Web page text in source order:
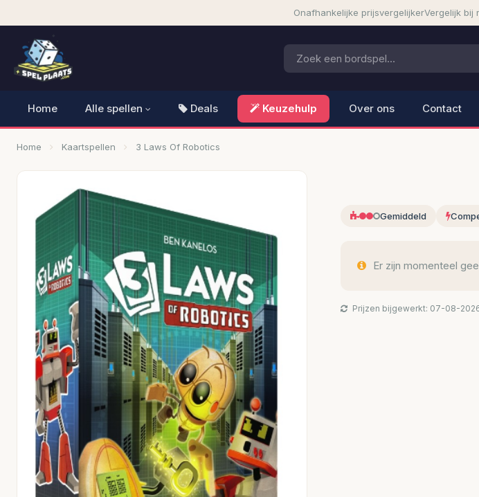
Onafhankelijke prijsvergelijkerVergelijk bij
Home Alle spellen Deals Keuzehulp Over ons Contact
Home Kaartspellen 3 Laws Of Robotics
Gemiddeld
Er zijn momenteel
Prijzen bijgewerkt: 07-08-